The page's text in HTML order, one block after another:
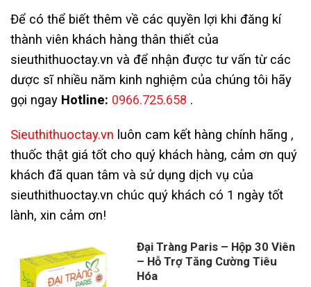
Để có thể biết thêm về các quyền lợi khi đăng kí
thành viên khách hàng thân thiết của
sieuthithuoctay.vn và để nhận được tư vấn từ các
dược sĩ nhiều năm kinh nghiệm của chúng tôi hãy
gọi ngay Hotline: 0966.725.658 .
Sieuthithuoctay.vn luôn cam kết hàng chính hãng ,
thuốc thật giá tốt cho quý khách hàng, cảm ơn quý
khách đã quan tâm và sử dụng dịch vụ của
sieuthithuoctay.vn chúc quý khách có 1 ngày tốt
lành, xin cảm ơn!
Đại Tràng Paris – Hộp 30 Viên
– Hỗ Trợ Tăng Cường Tiêu
Hóa